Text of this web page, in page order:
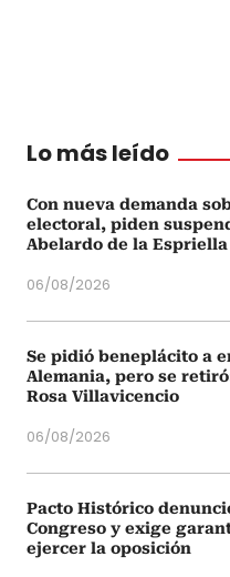
Lo más leído
Con nueva demanda
electoral, piden
Abelardo de la Espriella
06/08/2026
Se pidió beneplácito a
Alemania, pero se
Rosa Villavicencio
06/08/2026
Pacto Histórico
Congreso y exige
ejercer la oposición